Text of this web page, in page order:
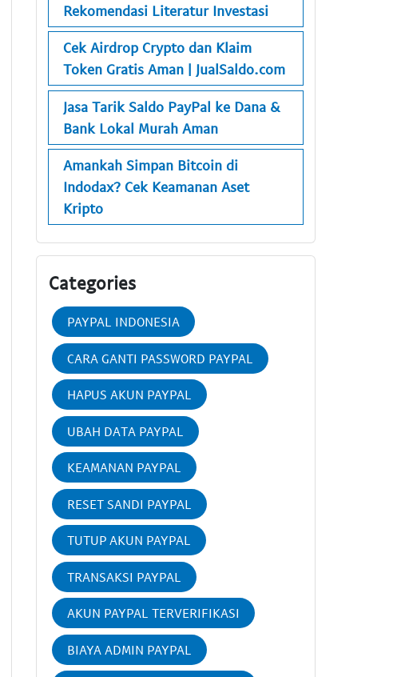
Rekomendasi Literatur Investasi
Cek Airdrop Crypto dan Klaim
Token Gratis Aman | JualSaldo.com
Jasa Tarik Saldo PayPal ke Dana &
Bank Lokal Murah Aman
Amankah Simpan Bitcoin di
Indodax? Cek Keamanan Aset
Kripto
Categories
PAYPAL INDONESIA
CARA GANTI PASSWORD PAYPAL
HAPUS AKUN PAYPAL
UBAH DATA PAYPAL
KEAMANAN PAYPAL
RESET SANDI PAYPAL
TUTUP AKUN PAYPAL
TRANSAKSI PAYPAL
AKUN PAYPAL TERVERIFIKASI
BIAYA ADMIN PAYPAL